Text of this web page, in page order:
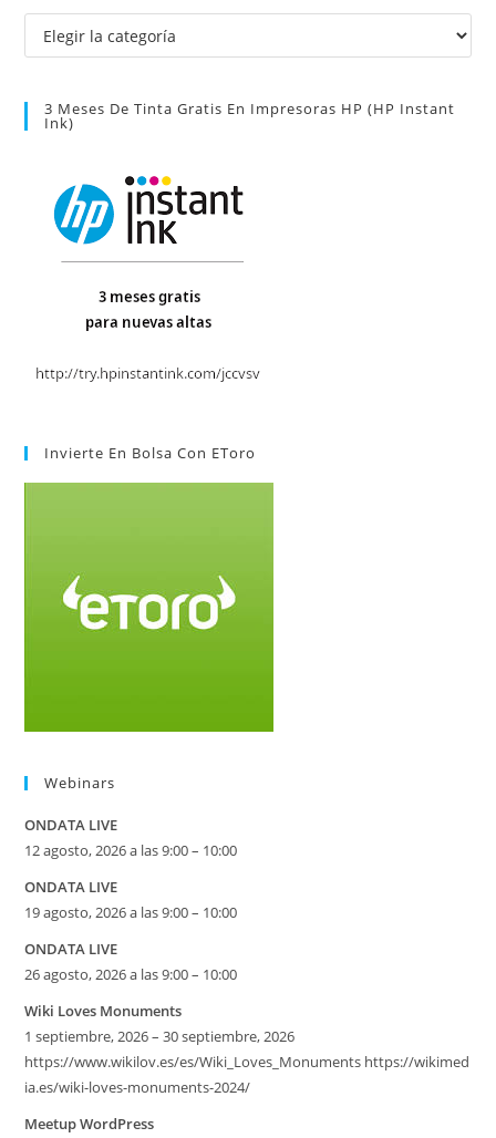
Categorías
3 Meses De Tinta Gratis En Impresoras HP (HP Instant
Ink)
Invierte En Bolsa Con EToro
Webinars
ONDATA LIVE
12 agosto, 2026 a las 9:00 – 10:00
ONDATA LIVE
19 agosto, 2026 a las 9:00 – 10:00
ONDATA LIVE
26 agosto, 2026 a las 9:00 – 10:00
Wiki Loves Monuments
1 septiembre, 2026 – 30 septiembre, 2026
https://www.wikilov.es/es/Wiki_Loves_Monuments https://wikimed
ia.es/wiki-loves-monuments-2024/
Meetup WordPress